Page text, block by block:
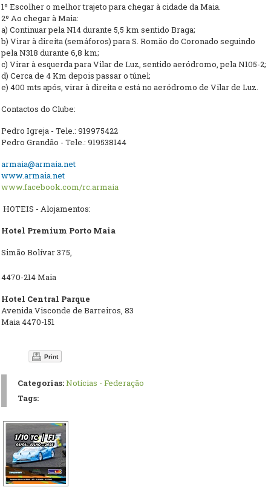
1º Escolher o melhor trajeto para chegar à cidade da Maia.
2º Ao chegar à Maia:
a) Continuar pela N14 durante 5,5 km sentido Braga;
b) Virar à direita (semáforos) para S. Romăo do Coronado seguindo
pela N318 durante 6,8 km;
c) Virar à esquerda para Vilar de Luz, sentido aeródromo, pela N105-2;
d) Cerca de 4 Km depois passar o túnel;
e) 400 mts após, virar à direita e está no aeródromo de Vilar de Luz.
Contactos do Clube:
Pedro Igreja - Tele.: 919975422
Pedro Grandão - Tele.: 919538144
armaia@armaia.net
www.armaia.net
www.facebook.com/rc.armaia
HOTEIS - Alojamentos:
Hotel Premium Porto Maia
Simão Bolívar 375,
4470-214 Maia
Hotel Central Parque
Avenida Visconde de Barreiros, 83
Maia 4470-151
Print
Categorias:Notícias - Federação
Tags: